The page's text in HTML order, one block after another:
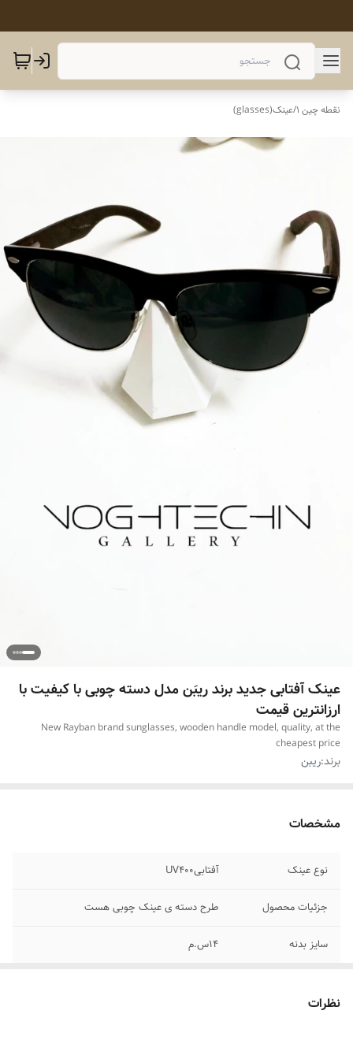
نقطه چین 1 /عینک(glasses)
عینک آفتابی جدید برند ریبَن مدل دسته چوبی با کیفیت با
ارزانترین قیمت
New Rayban brand sunglasses, wooden handle model, quality, at the
cheapest price
برند:ریبن
مشخصات
نوع عینک آفتابیUV400
جزئیات محصول طرح دسته ی عینک چوبی هست
سایز بدنه ۱۴س.م
نظرات